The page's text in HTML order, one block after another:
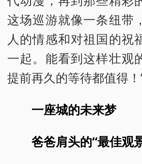
这场巡游就像一条纽带
人的情感和对祖国的祝
一起。能看到这样壮观
提前再久的等待都值得！
一座城的未来梦
爸爸肩头的“最佳观